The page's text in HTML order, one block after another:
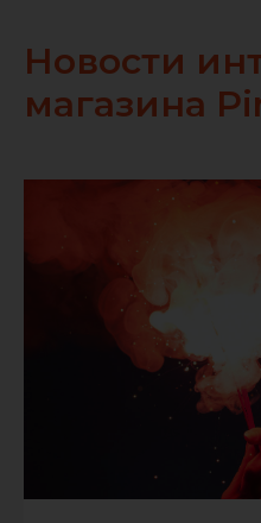
Новости
магазина